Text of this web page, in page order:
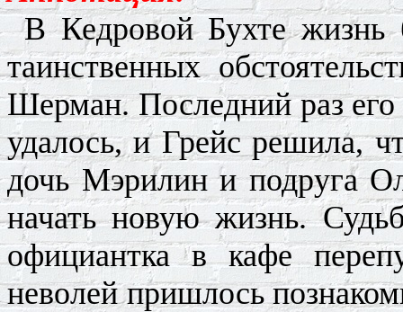
В Кедровой Бухте жизнь
таинственных
Шерман. Последний раз
удалось, и Грейс решила,
дочь Мэрилин и подруга
начать новую жизнь.
официантка в кафе
неволей пришлось